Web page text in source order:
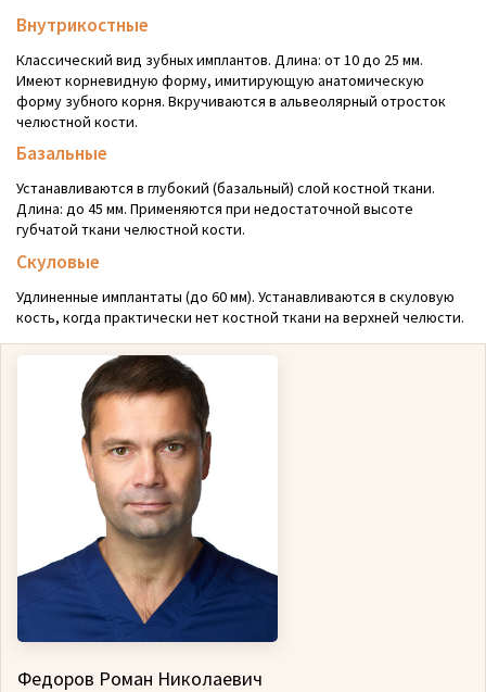
Внутрикостные
Классический вид зубных имплантов. Длина: от 10 до 25 мм.
Имеют корневидную форму, имитирующую анатомическую
форму зубного корня. Вкручиваются в альвеолярный отросток
челюстной кости.
Базальные
Устанавливаются в глубокий (базальный) слой костной ткани.
Длина: до 45 мм. Применяются при недостаточной высоте
губчатой ткани челюстной кости.
Скуловые
Удлиненные имплантаты (до 60 мм). Устанавливаются в скуловую
кость, когда практически нет костной ткани на верхней челюсти.
Федоров Роман Николаевич